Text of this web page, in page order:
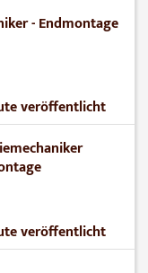
- Endmontage
veröffentlicht
veröffentlicht